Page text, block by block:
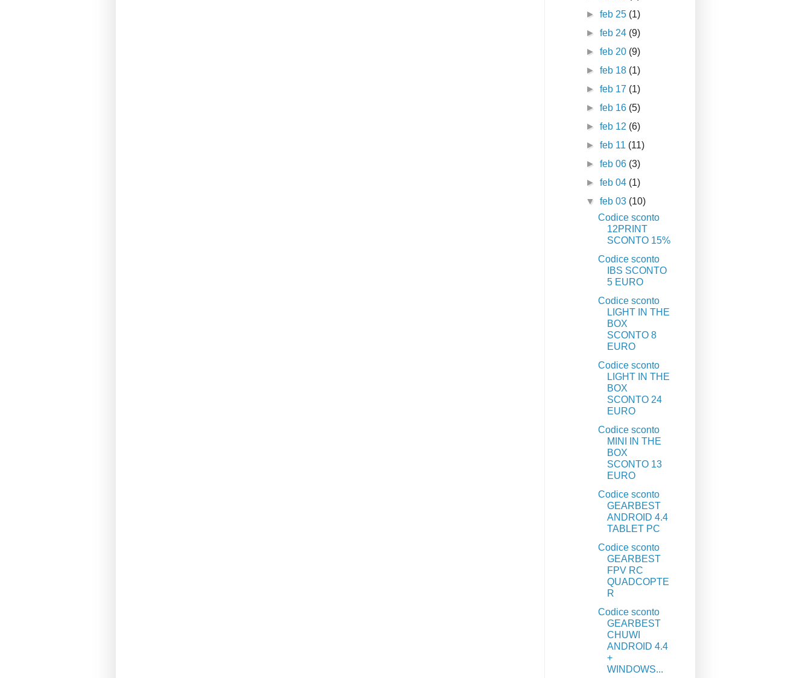
►feb 25 (1)
►feb 24 (9)
►feb 20 (9)
►feb 18 (1)
►feb 17 (1)
►feb 16 (5)
►feb 12 (6)
►feb 11 (11)
►feb 06 (3)
►feb 04 (1)
▼feb 03 (10)
Codice sconto
12PRINT
SCONTO 15%
Codice sconto
IBS SCONTO
5 EURO
Codice sconto
LIGHT IN THE
BOX
SCONTO 8
EURO
Codice sconto
LIGHT IN THE
BOX
SCONTO 24
EURO
Codice sconto
MINI IN THE
BOX
SCONTO 13
EURO
Codice sconto
GEARBEST
ANDROID 4.4
TABLET PC
Codice sconto
GEARBEST
FPV RC
QUADCOPTE
R
Codice sconto
GEARBEST
CHUWI
ANDROID 4.4
+
WINDOWS...